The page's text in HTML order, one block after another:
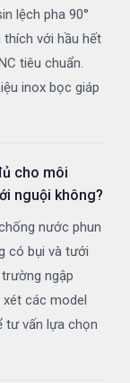
lệch pha 90°
thích với hầu hết
tiêu chuẩn.
inox bọc giáp
cho môi
nguội không?
nước phun
có bụi và tưới
ngập
các model
tư vấn lựa chọn